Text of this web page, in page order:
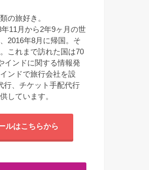
の旅好き。
11月から2年9ヶ月の世
2016年8月に帰国。そ
これまで訪れた国は70
インドに関する情報発
ンドで旅行会社を設
行、チケット手配代行
しています。
ルはこちらから